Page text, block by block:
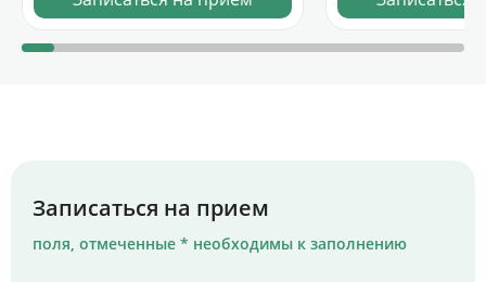
Записаться на прием
поля, отмеченные * необходимы к заполнению